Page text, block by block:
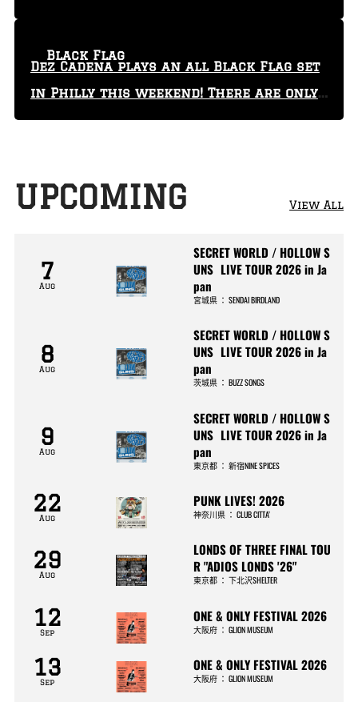
Dez Cadena plays an all Black Flag set
in Philly this weekend! There are only
29 tickets left!
Black Flag
UPCOMING View All
7
Aug
SECRET WORLD / HOLLOW S
UNS LIVE TOUR 2026 in Ja
pan
宮城県 ：SENDAI BIRDLAND
8
Aug
SECRET WORLD / HOLLOW S
UNS LIVE TOUR 2026 in Ja
pan
茨城県 ：BUZZ SONGS
9
Aug
SECRET WORLD / HOLLOW S
UNS LIVE TOUR 2026 in Ja
pan
東京都 ：新宿NINE SPICES
22
Aug
PUNK LIVES! 2026
神奈川県 ：CLUB CITTA’
29
Aug
LONDS OF THREE FINAL TOU
R "ADIOS LONDS '26"
東京都 ：下北沢SHELTER
12
Sep
ONE & ONLY FESTIVAL 2026
大阪府 ：GLION MUSEUM
13
Sep
ONE & ONLY FESTIVAL 2026
大阪府 ：GLION MUSEUM